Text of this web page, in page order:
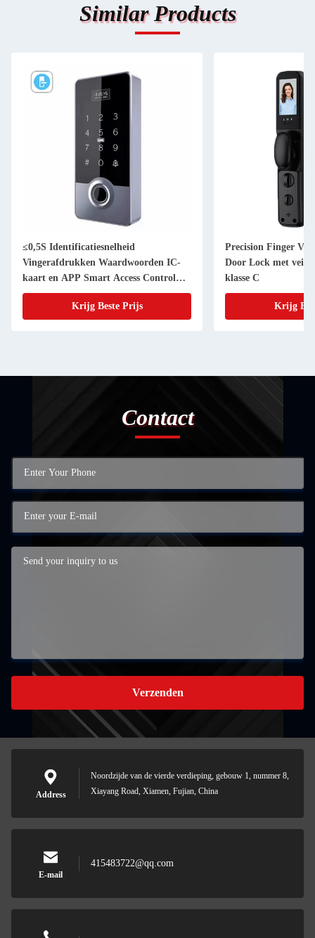
Similar Products
≤0,5S Identificatiesnelheid
Vingerafdrukken Waardwoorden IC-
kaart en APP Smart Access Control
System
Krijg Beste Prijs
Precision Finger
Door Lock met
klasse C
Krijg
Contact
Verzenden
Address
Noordzijde van de vierde verdieping, gebouw 1, nummer 8,
Xiayang Road, Xiamen, Fujian, China
E-mail
415483722@qq.com